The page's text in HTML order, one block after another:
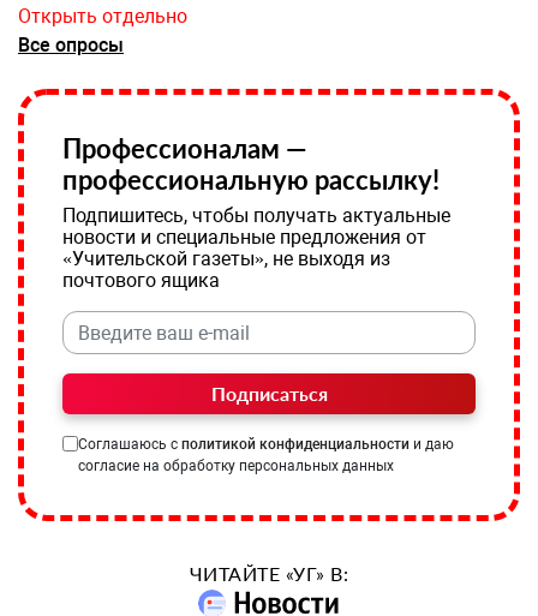
Открыть отдельно
Все опросы
Профессионалам —
профессиональную рассылку!
Подпишитесь, чтобы получать актуальные
новости и специальные предложения от
«Учительской газеты», не выходя из
почтового ящика
Подписаться
Соглашаюсь с политикой конфиденциальности и даю
согласие на обработку персональных данных
ЧИТАЙТЕ «УГ» В: